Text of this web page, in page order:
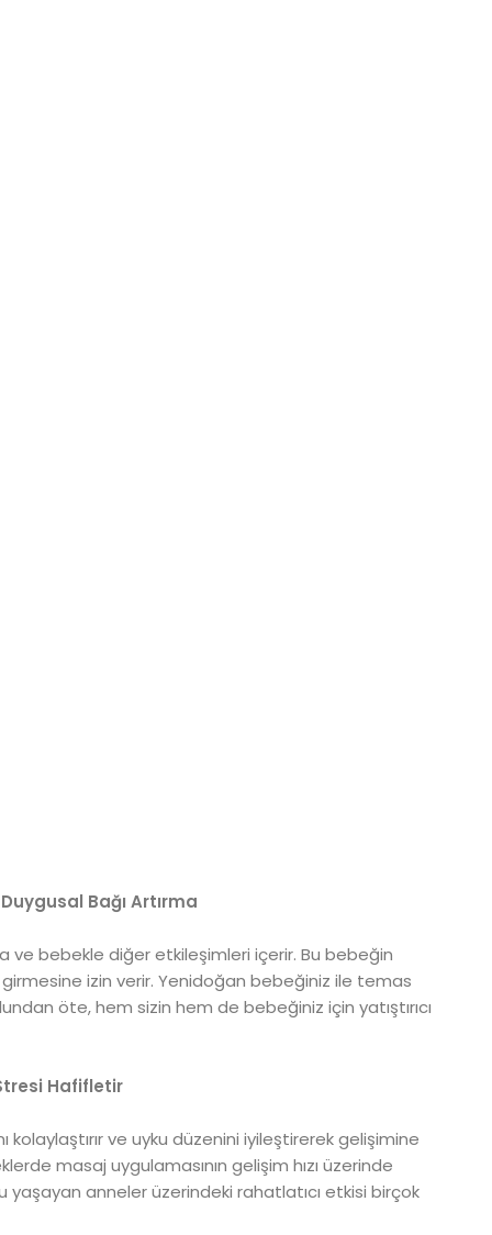
Bağı Artırma
ve bebekle diğer etkileşimleri içerir. Bu bebeğin
izin verir. Yenidoğan bebeğiniz ile temas
öte, hem sizin hem de bebeğiniz için yatıştırıcı
Hafifletir
ve uyku düzenini iyileştirerek gelişimine
masaj uygulamasının gelişim hızı üzerinde
anneler üzerindeki rahatlatıcı etkisi birçok